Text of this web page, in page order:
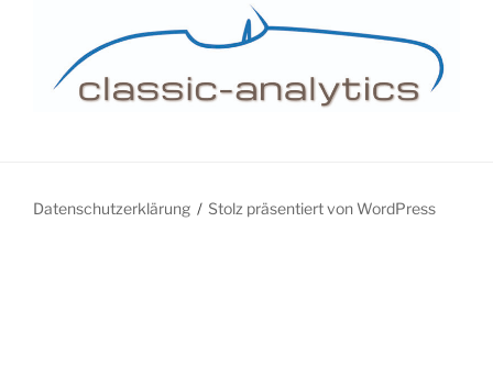
Datenschutzerklärung Stolz präsentiert von WordPress